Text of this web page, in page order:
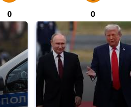
0 0